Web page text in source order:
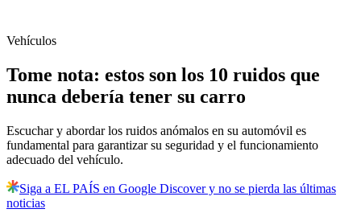
Vehículos
Tome nota: estos son los 10 ruidos que
nunca debería tener su carro
Escuchar y abordar los ruidos anómalos en su automóvil es
fundamental para garantizar su seguridad y el funcionamiento
adecuado del vehículo.
Siga a EL PAÍS en Google Discover y no se pierda las últimas
noticias